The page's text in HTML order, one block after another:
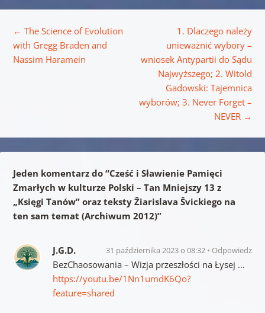
← The Science of Evolution
with Gregg Braden and
Nassim Haramein
1. Dlaczego należy
unieważnić wybory –
wniosek Antypartii do Sądu
Najwyższego; 2. Witold
Gadowski: Tajemnica
wyborów; 3. Never Forget –
NEVER →
Jeden komentarz do “Cześć i Sławienie Pamięci
Zmarłych w kulturze Polski – Tan Mniejszy 13 z
„Księgi Tanów” oraz teksty Žiarislava Švickiego na
ten sam temat (Archiwum 2012)”
J.G.D. 31 października 2023 o 08:32 Odpowiedz
BezChaosowania – Wizja przeszłości na Łysej …
https://youtu.be/1Nn1umdK6Qo?
feature=shared